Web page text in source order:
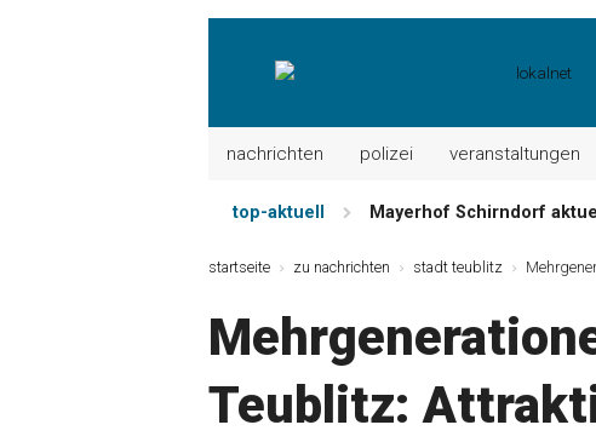
nachrichten polizei veranstaltungen
top-aktuell Mayerhof Schirndorf
Maxhütter Fischladen:
Nutzen Sie aktuelle
Metzgerei Hummel:
startseite zu nachrichten stadt teublitz
Teublitz: